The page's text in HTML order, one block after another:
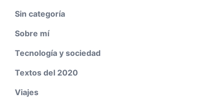
Sin categoría
Sobre mí
Tecnología y sociedad
Textos del 2020
Viajes